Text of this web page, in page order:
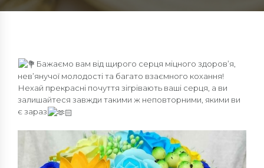
Бажаємо вам від щирого серця міцного здоров’я,
нев’янучої молодості та багато взаємного кохання!
Нехай прекрасні почуття зігрівають ваші серця, а ви
залишайтеся завжди такими ж неповторними, якими ви
є зараз